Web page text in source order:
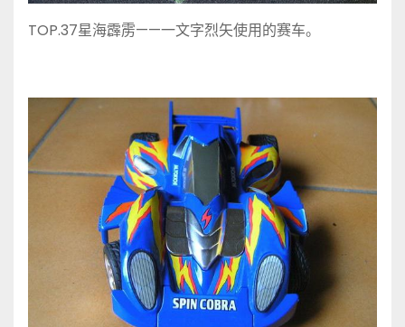
TOP.37星海霹雳——一文字烈矢使用的赛车。